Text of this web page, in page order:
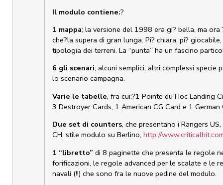
Il modulo contiene:?
1 mappa; la versione del 1998 era gi? bella, ma
che?la supera di gran lunga. Pi? chiara, pi?
tipologia dei terreni. La “punta” ha un fascino
6 gli scenari; alcuni semplici, altri complessi specie
lo scenario campagna.
Varie le tabelle, fra cui:?1 Pointe du Hoc Landing
3 Destroyer Cards, 1 American CG Card e 1 German
Due set di counters, che presentano i Rangers
CH, stile modulo su Berlino, http://
1 “libretto” di 8 paginette che presenta le regole
forificazioni, le regole advanced per le scalate e le
navali (!!) che sono fra le nuove pedine del modulo.